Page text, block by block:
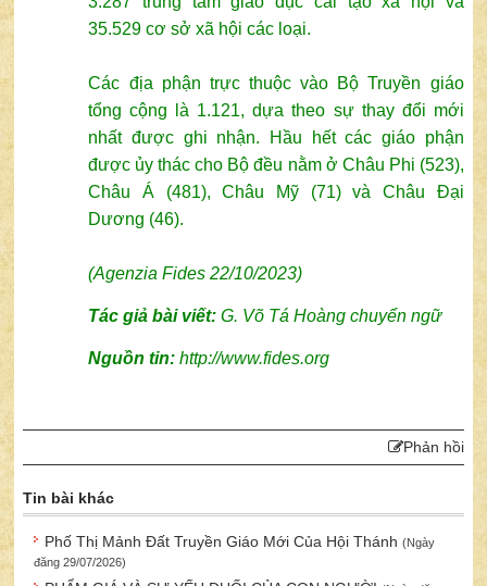
35.529 cơ sở xã hội các loại.
Các địa phận trực thuộc vào Bộ Truyền giáo
tổng cộng là 1.121, dựa theo sự thay đổi mới
nhất được ghi nhận. Hầu hết các giáo phận
được ủy thác cho Bộ đều nằm ở Châu Phi (523),
Châu Á (481), Châu Mỹ (71) và Châu Đại
Dương (46).
(Agenzia Fides 22/10/2023)
Tác giả bài viết:G. Võ Tá Hoàng chuyển ngữ
Nguồn tin:http://www.fides.org
Phản hồi
Tin bài khác
Phố Thị Mảnh Đất Truyền Giáo Mới Của Hội Thánh(Ngày
đăng 29/07/2026)